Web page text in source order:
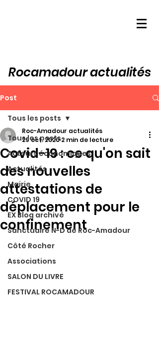
Rocamadour actualités
Post
Tous les posts
Acteurs économiques
Actualités
Mairie
COVID 19
EX Blog archivé
Sanctuaire N-D de Roc-Amadour
Côté Rocher
Associations
SALON DU LIVRE
FESTIVAL ROCAMADOUR
Tous les posts
Covid-19 : ce qu'on sait
des nouvelles
attestations de
déplacement pour le
confinement
Roc-Amadour actualités
29 oct. 2020 2 min de lecture